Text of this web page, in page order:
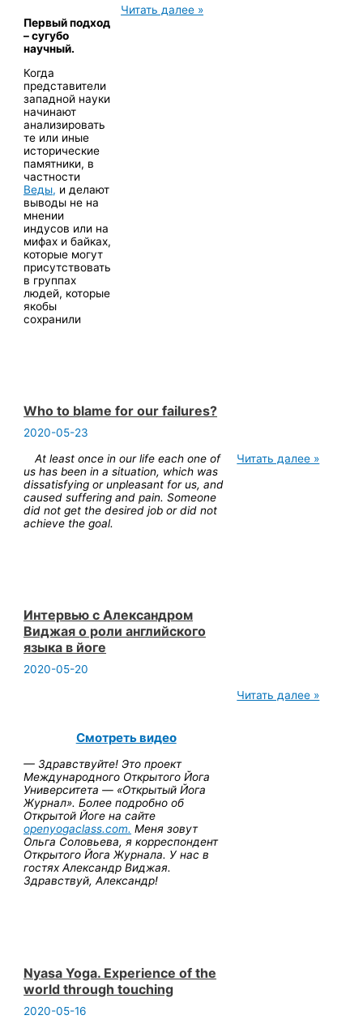
Первый подход
– сугубо
научный.
Когда
представители
западной науки
начинают
анализировать
те или иные
исторические
памятники, в
частности
Веды, и делают
выводы не на
мнении
индусов или на
мифах и байках,
которые могут
присутствовать
в группах
людей, которые
якобы
сохранили
Несколько
Читать далее »
Who to blame for our failures?
2020-05-23
At least once in our life each one of
us has been in a situation, which was
dissatisfying or unpleasant for us, and
caused suffering and pain. Someone
did not get the desired job or did not
achieve the goal.
Who
Читать далее »
Интервью с Александром
Виджая о роли английского
языка в йоге
2020-05-20
Смотреть видео
— Здравствуйте! Это проект
Международного Открытого Йога
Университета — «Открытый Йога
Журнал». Более подробно об
Открытой Йоге на сайте
openyogaclass.com. Меня зовут
Ольга Соловьева, я корреспондент
Открытого Йога Журнала. У нас в
гостях Александр Виджая.
Здравствуй, Александр!
Интервью
Читать далее »
Nyasa Yoga. Experience of the
world through touching
2020-05-16